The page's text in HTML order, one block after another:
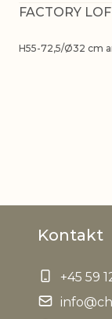
FACTORY
H55-72,5/Ø32 cm
Kontakt
+45 59